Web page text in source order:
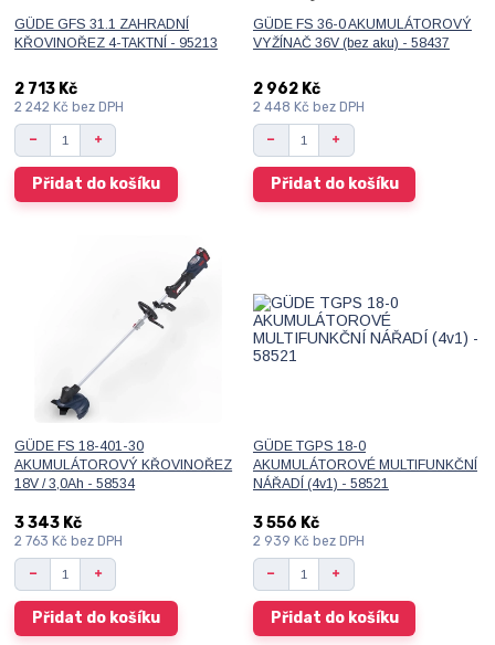
GÜDE GFS 31.1 ZAHRADNÍ
KŘOVINOŘEZ 4-TAKTNÍ - 95213
2 713 Kč
2 242 Kčbez DPH
Přidat do košíku
GÜDE FS 36-0 AKUMULÁTOROVÝ
VYŽÍNAČ 36V (bez aku) - 58437
2 962 Kč
2 448 Kč bez DPH
Přidat do košíku
GÜDE FS 18-401-30
AKUMULÁTOROVÝ KŘOVINOŘEZ
18V / 3,0Ah - 58534
3 343 Kč
2 763 Kčbez DPH
Přidat do košíku
GÜDE TGPS 18-0
AKUMULÁTOROVÉ MULTIFUNKČNÍ
NÁŘADÍ (4v1) - 58521
3 556 Kč
2 939 Kč bez DPH
Přidat do košíku